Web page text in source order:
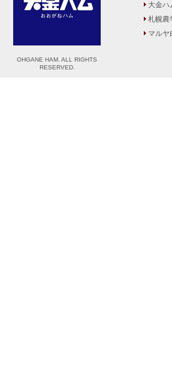
OHGANE HAM. ALL RIGHTS
RESERVED.
大金ハ
札幌農
マルヤ